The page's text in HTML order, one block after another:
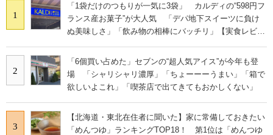
1
「1袋だけのつもりが一気に3袋」 カルディの“598円フ
ランス産お菓子”が大人気 「デパ地下スイーツに負け
ぬ美味しさ」「飲み物の相棒にバッチリ」【実食レビュ
2
「6個買い占めた」セブンの“超人気アイス”が今年も登
場 「シャリシャリ濃厚」「ちょーーーうまい」「箱で
欲しいよこれ」「喫茶店で出てきてもおかしくない」
3
【北海道・東北在住者に聞いた】家に常備しておきたい
「めんつゆ」ランキングTOP18！ 第1位は「めんつゆ